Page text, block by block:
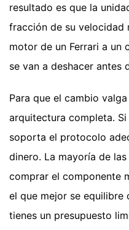
resultado es que la
fracción de su velocidad
motor de un Ferrari a un
se van a deshacer antes
Para que el cambio
arquitectura completa.
soporta el protocolo
dinero. La mayoría de
comprar el componente
el que mejor se equilibre
tienes un presupuesto